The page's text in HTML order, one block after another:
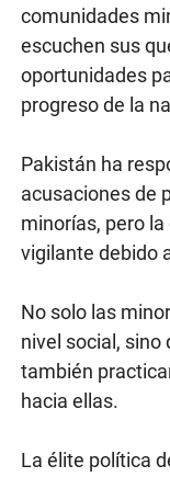
comunidades
escuchen sus
oportunidades
progreso de la
Pakistán ha
acusaciones de
minorías, pero
vigilante debido
No solo las
nivel social, sino
también
hacia ellas.
La élite política